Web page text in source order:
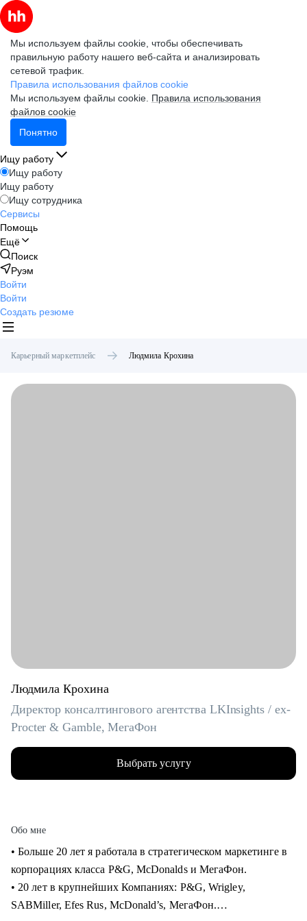
Мы используем файлы cookie, чтобы обеспечивать
правильную работу нашего веб-сайта и анализировать
сетевой трафик.
Правила использования файлов cookie
Мы используем файлы cookie. Правила использования
файлов cookie
Понятно
Ищу работу
Ищу работу
Ищу работу
Ищу сотрудника
Сервисы
Помощь
Ещё
Поиск
Руэм
Войти
Войти
Создать резюме
Карьерный маркетплейс Людмила Крохина
Людмила Крохина
Директор консалтингового агентства LKInsights / ex-
Procter & Gamble, МегаФон
Выбрать услугу
Обо мне
• Больше 20 лет я работала в стратегическом маркетинге в
корпорациях класса P&G, McDonalds и МегаФон.
• 20 лет в крупнейших Компаниях: P&G, Wrigley,
SABMiller, Efes Rus, McDonald’s, МегаФон.